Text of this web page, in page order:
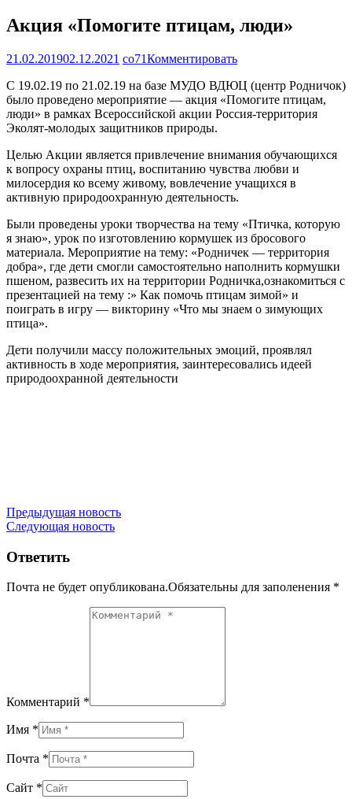
Акция «Помогите птицам, люди»
21.02.201902.12.2021 co71Комментировать
С 19.02.19 по 21.02.19 на базе МУДО ВДЮЦ (центр Родничок)
было проведено мероприятие — акция «Помогите птицам,
люди» в рамках Всероссийской акции Россия-территория
Эколят-молодых защитников природы.
Целью Акции является привлечение внимания обучающихся
к вопросу охраны птиц, воспитанию чувства любви и
милосердия ко всему живому, вовлечение учащихся в
активную природоохранную деятельность.
Были проведены уроки творчества на тему «Птичка, которую
я знаю», урок по изготовлению кормушек из бросового
материала. Мероприятие на тему: «Родничек — территория
добра», где дети смогли самостоятельно наполнить кормушки
пшеном, развесить их на территории Родничка,ознакомиться с
презентацией на тему :» Как помочь птицам зимой» и
поиграть в игру — викторину «Что мы знаем о зимующих
птица».
Дети получили массу положительных эмоций, проявлял
активность в ходе мероприятия, заинтересовались идеей
природоохранной деятельности
Навигация
по
записям
Предыдущая новость
Следующая новость
Ответить
Почта не будет опубликована.Обязательны для заполенения *
Комментарий *
Имя *
Почта *
Сайт *